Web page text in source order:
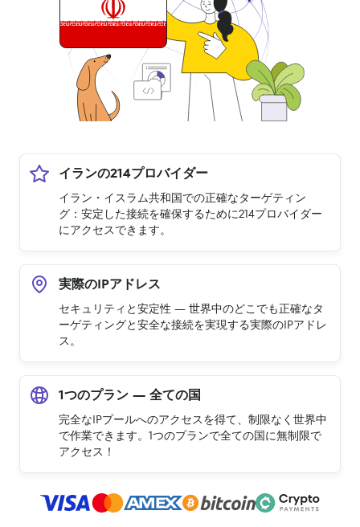
イランの214プロバイダー
イラン・イスラム共和国での正確なターゲティン
グ：安定した接続を確保するために214プロバイダー
にアクセスできます。
実際のIPアドレス
セキュリティと安定性 — 世界中のどこでも正確なタ
ーゲティングと安全な接続を実現する実際のIPアドレ
ス。
1つのプラン — 全ての国
完全なIPプールへのアクセスを得て、制限なく世界中
で作業できます。1つのプランで全ての国に無制限で
アクセス！